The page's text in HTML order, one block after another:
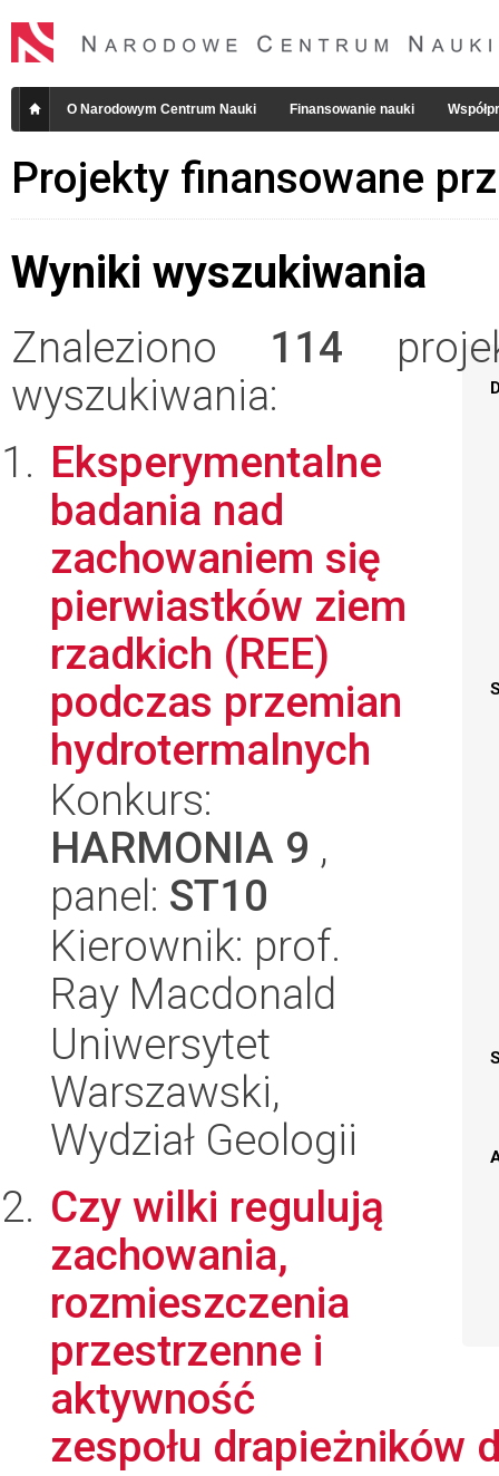
O Narodowym Centrum Nauki Finansowanie nauki
Projekty finansowane
Wyniki wyszukiwania
Znaleziono 114
wyszukiwania:
Eksperymentalne
badania nad
zachowaniem się
pierwiastków ziem
rzadkich (REE)
podczas przemian
hydrotermalnych
Konkurs:
HARMONIA 9 ,
panel: ST10
Kierownik: prof.
Ray Macdonald
Uniwersytet
Warszawski,
Wydział Geologii
Czy wilki regulują
zachowania,
rozmieszczenia
przestrzenne i
aktywność
zespołu drapieżników